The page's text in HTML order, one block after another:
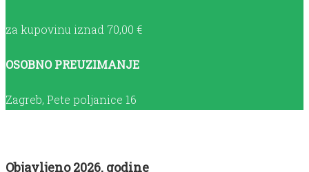
za kupovinu iznad 70,00 €
OSOBNO PREUZIMANJE
Zagreb, Pete poljanice 16
Objavljeno 2026. godine